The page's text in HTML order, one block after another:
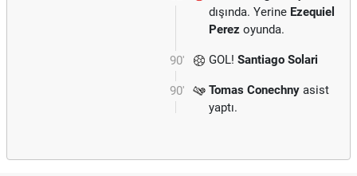
dışında. Yerine Ezequiel
Perez oyunda.
90' GOL! Santiago Solari
90' Tomas Conechny asist
yaptı.